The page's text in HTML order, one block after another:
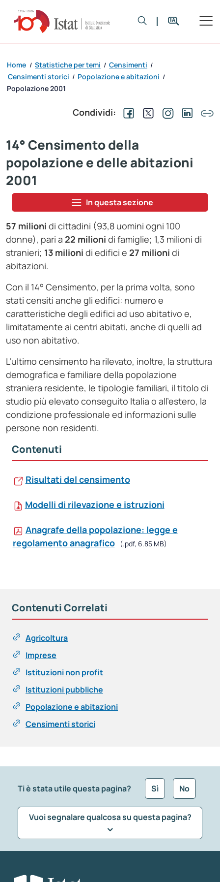
Home / Statistiche per temi / Censimenti /
Censimenti storici / Popolazione e abitazioni /
Popolazione 2001
Condividi:
14° Censimento della
popolazione e delle abitazioni
2001
In questa sezione
57 milioni di cittadini (93,8 uomini ogni 100
donne), pari a 22 milioni di famiglie; 1,3 milioni di
stranieri; 13 milioni di edifici e 27 milioni di
abitazioni.
Con il 14° Censimento, per la prima volta, sono
stati censiti anche gli edifici: numero e
caratteristiche degli edifici ad uso abitativo e,
limitatamente ai centri abitati, anche di quelli ad
uso non abitativo.
L’ultimo censimento ha rilevato, inoltre, la struttura
demografica e familiare della popolazione
straniera residente, le tipologie familiari, il titolo di
studio più elevato conseguito Italia o all’estero, la
condizione professionale ed informazioni sulle
persone non residenti.
Contenuti
Risultati del censimento
Modelli di rilevazione e istruzioni
Anagrafe della popolazione: legge e
regolamento anagrafico
(.pdf, 6.85 MB)
Contenuti Correlati
Agricoltura
Imprese
Istituzioni non profit
Istituzioni pubbliche
Popolazione e abitazioni
Censimenti storici
Ti è stata utile questa pagina? Sì No
Vuoi segnalare qualcosa su questa pagina?